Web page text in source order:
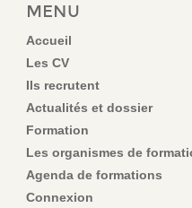
MENU
Accueil
Les CV
Ils recrutent
Actualités et dossier
Formation
Les organismes de
Agenda de formations
Connexion